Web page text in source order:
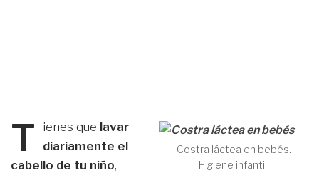
Costra láctea en bebés.
Higiene infantil.
T ienes que lavar
diariamente el
cabello de tu niño,